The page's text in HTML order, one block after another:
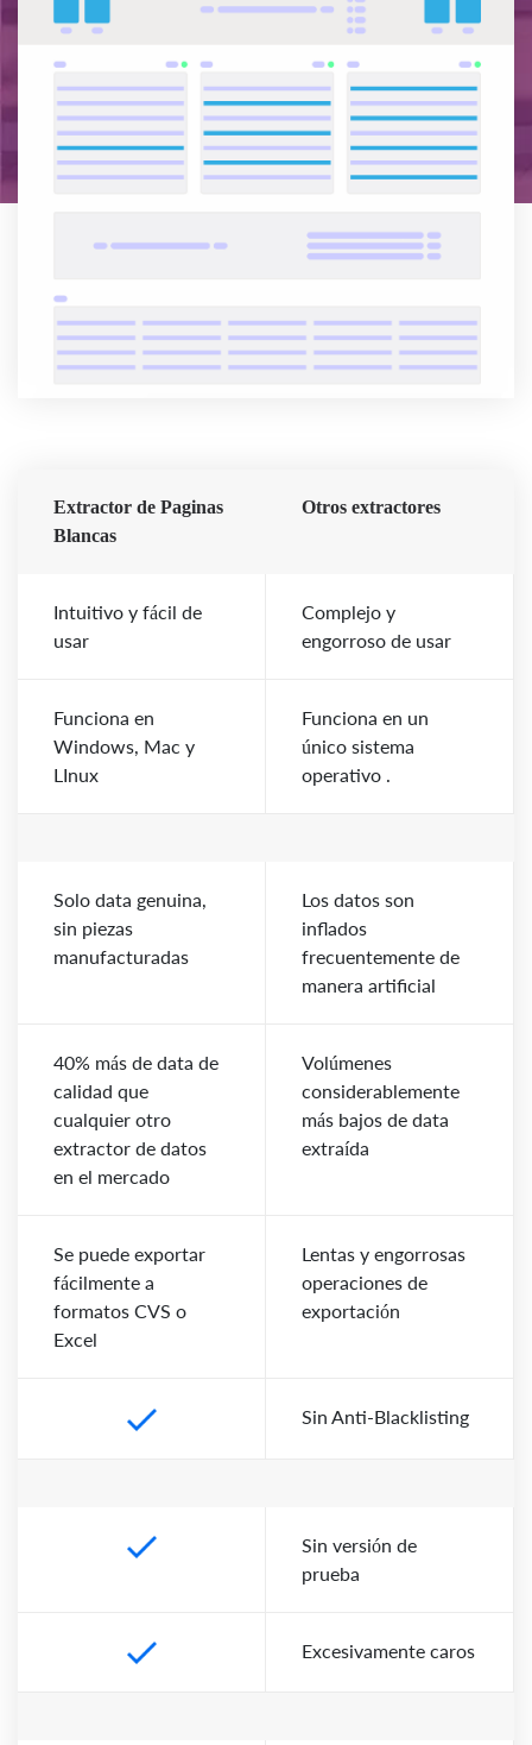
Extractor de Paginas
Blancas
Otros extractores
Intuitivo y fácil de
usar
Complejo y
engorroso de usar
Funciona en
Windows, Mac y
LInux
Funciona en un
único sistema
operativo .
Solo data genuina,
sin piezas
manufacturadas
Los datos son
inflados
frecuentemente de
manera artificial
40% más de data de
calidad que
cualquier otro
extractor de datos
en el mercado
Volúmenes
considerablemente
más bajos de data
extraída
Se puede exportar
fácilmente a
formatos CVS o
Excel
Lentas y engorrosas
operaciones de
exportación
Sin Anti-Blacklisting
Sin versión de
prueba
Excesivamente caros